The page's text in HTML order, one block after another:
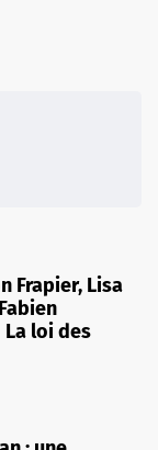
Frapier, Lisa
loi des